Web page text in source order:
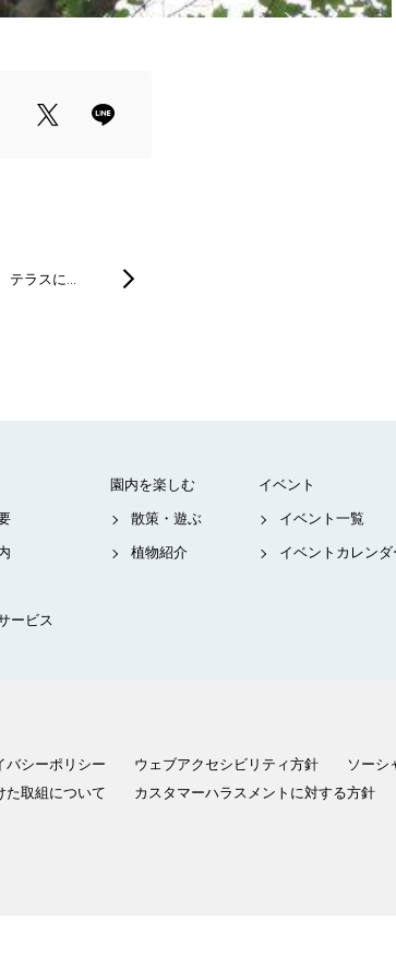
テラスに…
ービス
園内を楽しむ
散策・遊ぶ
植物紹介
イベント
イベント一覧
イベントカレンダ
バシーポリシー ウェブアクセシビリティ方針
ソーシ
た取組について
カスタマーハラスメントに対する方針